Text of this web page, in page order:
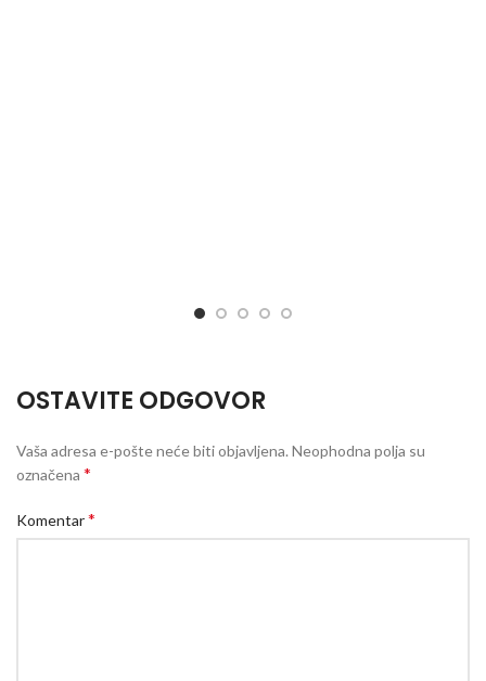
OSTAVITE ODGOVOR
Vaša adresa e-pošte neće biti objavljena. Neophodna polja su
označena *
Komentar*